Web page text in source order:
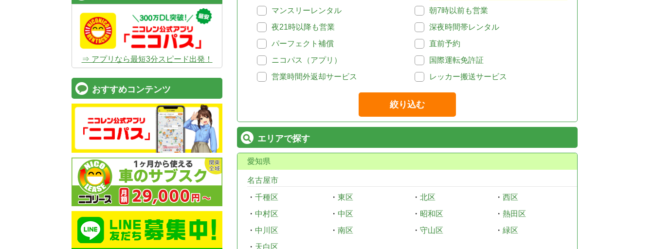
マンスリーレンタル
朝7時以前も営業
夜21時以降も営業
深夜時間帯レンタル
パーフェクト補償
直前予約
ニコパス（アプリ）
国際運転免許証
営業時間外返却サービス
レッカー搬送サービス
絞り込む
エリアで探す
愛知県
名古屋市
・ 千種区 ・ 東区 ・ 北区 ・ 西区
・ 中村区 ・ 中区 ・ 昭和区 ・ 熱田区
・ 中川区 ・ 南区 ・ 守山区 ・ 緑区
・ 天白区
⇒ アプリなら最短3分スピード出発！
おすすめコンテンツ